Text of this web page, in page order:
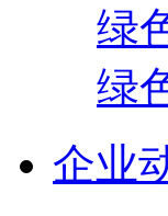
绿
绿
企业